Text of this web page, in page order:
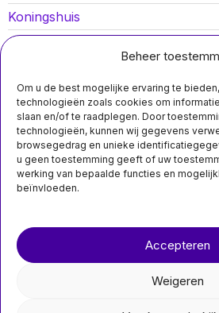
Beheer
Om u de best mogelijke ervaring te
technologieën zoals cookies om
slaan en/of te raadplegen. Door
technologieën, kunnen wij gegevens
browsegedrag en unieke
u geen toestemming geeft of uw
werking van bepaalde functies en
beïnvloeden.
Accepteren
Weigeren
Koningshuis
Lokaal nieuws
Opinies
Politiek
Sport
nieuwsimpuls.online
MIS HET NIET
Vrouw uit Haarlem
gearresteerd voor
zich uitgeven als